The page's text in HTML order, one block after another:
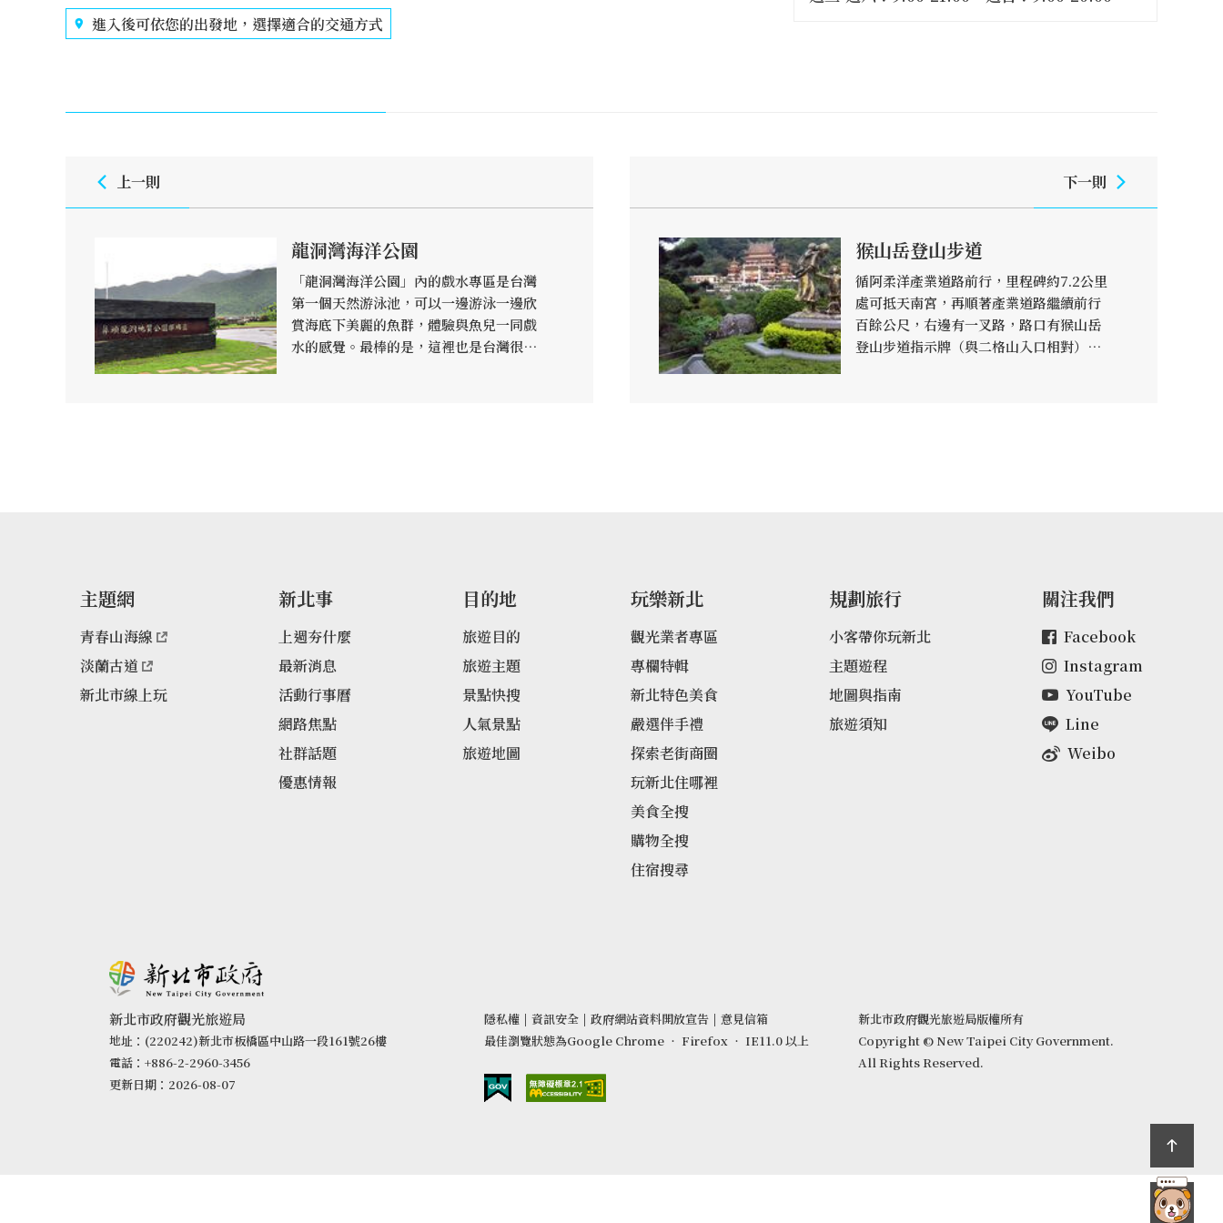
進入後可依您的出發地，選擇適合的交通方式
上一則
龍洞灣海洋公園
「龍洞灣海洋公園」內的戲水專區是台灣
第一個天然游泳池，可以一邊游泳一邊欣
賞海底下美麗的魚群，體驗與魚兒一同戲
水的感覺。最棒的是，這裡也是台灣很有
下一則
猴山岳登山步道
循阿柔洋產業道路前行，里程碑約7.2公里
處可抵天南宮，再順著產業道路繼續前行
百餘公尺，右邊有一叉路，路口有猴山岳
登山步道指示牌（與二格山入口相對）。
主題網
青春山海線
淡蘭古道
新北市線上玩
新北事
上週夯什麼
最新消息
活動行事曆
網路焦點
社群話題
優惠情報
目的地
旅遊目的
旅遊主題
景點快搜
人氣景點
旅遊地圖
玩樂新北
觀光業者專區
專欄特輯
新北特色美食
嚴選伴手禮
探索老街商圈
玩新北住哪裡
美食全搜
購物全搜
住宿搜尋
規劃旅行
小客帶你玩新北
主題遊程
地圖與指南
旅遊須知
關注我們
Facebook
Instagram
YouTube
Line
Weibo
新北市政府觀光旅遊局
地址：(220242)新北市板橋區中山路一段161號26樓
電話：+886-2-2960-3456
更新日期：2026-08-07
隱私權 | 資訊安全 | 政府網站資料開放宣告 | 意見信箱
最佳瀏覽狀態為Google Chrome ‧ Firefox ‧ IE11.0 以上
新北市政府觀光旅遊局版權所有
Copyright © New Taipei City Government.
All Rights Reserved.